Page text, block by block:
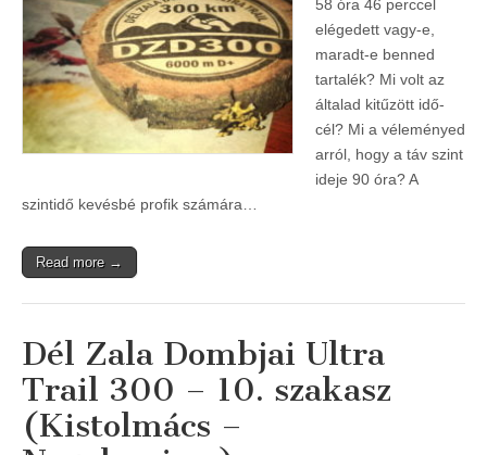
58 óra 46 perccel
elégedett vagy-e,
maradt-e benned
tartalék? Mi volt az
általad kitűzött idő-
cél? Mi a véleményed
arról, hogy a táv szint
ideje 90 óra? A
szintidő kevésbé profik számára…
Read more →
Dél Zala Dombjai Ultra
Trail 300 – 10. szakasz
(Kistolmács –